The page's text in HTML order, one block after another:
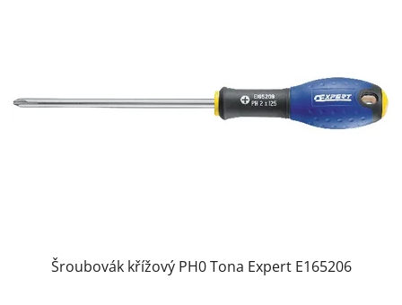
Šroubovák křížový PH0 Tona Expert E165206